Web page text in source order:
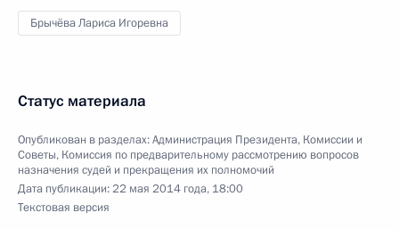
Брычёва Лариса Игоревна
Статус материала
Опубликован в разделах:Администрация Президента, Комиссии и
Советы, Комиссия по предварительному рассмотрению вопросов
назначения судей и прекращения их полномочий
Дата публикации:22 мая 2014 года, 18:00
Текстовая версия